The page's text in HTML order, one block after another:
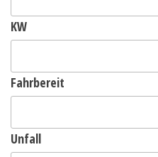
KW
Fahrbereit
Unfall